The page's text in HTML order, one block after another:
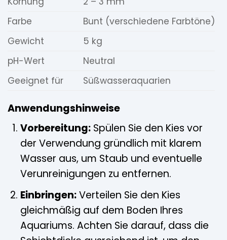
Farbe
Bunt (verschiedene Farbtöne)
Gewicht
5 kg
pH-Wert
Neutral
Geeignet für
Süßwasseraquarien
Anwendungshinweise
Vorbereitung:Spülen Sie den Kies vor
der Verwendung gründlich mit klarem
Wasser aus, um Staub und eventuelle
Verunreinigungen zu entfernen.
Einbringen:Verteilen Sie den Kies
gleichmäßig auf dem Boden Ihres
Aquariums. Achten Sie darauf, dass die